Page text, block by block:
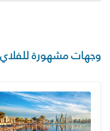
وجهات مشهورة